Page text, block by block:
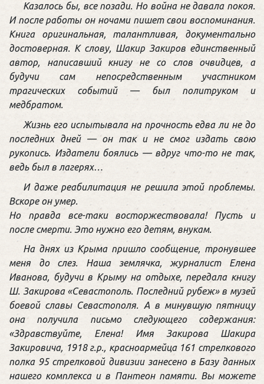
Казалось бы, все позади. Но война не давала покоя.
И после работы он ночами пишет свои воспоминания.
Книга оригинальная, талантливая, документально
достоверная. К слову, Шакир Закиров единственный
автор, написавший книгу не со слов очвидцев, а
будучи сам непосредственным участником
трагических событий — был политруком и
медбратом.
Жизнь его испытывала на прочность едва ли не до
последних дней — он так и не смог издать свою
рукопись. Издатели боялись — вдруг что-то не так,
ведь был в лагерях…
И даже реабилитация не решила этой проблемы.
Вскоре он умер.
Но правда все-таки восторжествовала! Пусть и
после смерти. Это нужно его детям, внукам.
На днях из Крыма пришло сообщение, тронувшее
меня до слез. Наша землячка, журналист Елена
Иванова, будучи в Крыму на отдыхе, передала книгу
Ш. Закирова «Севастополь. Последний рубеж» в музей
боевой славы Севастополя. А в минувшую пятницу
она получила письмо следующего содержания:
«Здравствуйте, Елена! Имя Закирова Шакира
Закировича, 1918 г.р., красноармейца 161 стрелкового
полка 95 стрелковой дивизии занесено в Базу данных
нашего комплекса и в Пантеон памяти. Вы можете